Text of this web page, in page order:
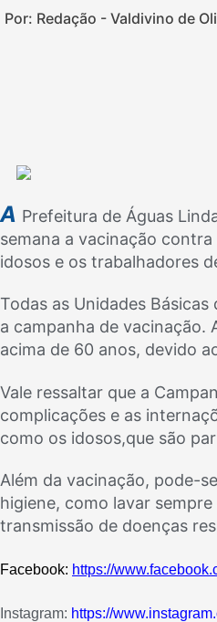
Por: Redação - Valdivino de
A Prefeitura de Águas
semana a vacinação
idosos e os trabalhadores
Todas as Unidades
a campanha de vacinação.
acima de 60 anos, devido
Vale ressaltar que a
complicações e as
como os idosos,que são
Além da vacinação, pode-
higiene, como lavar
transmissão de doenças
Facebook: https://
Instagram: https://